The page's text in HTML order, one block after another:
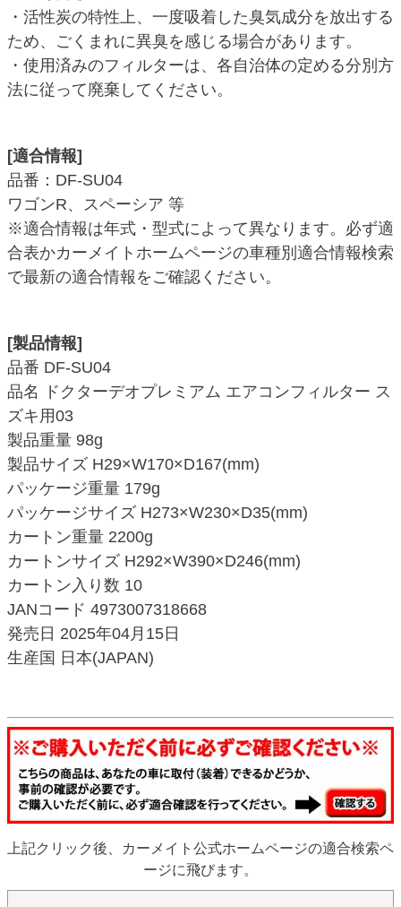
・活性炭の特性上、一度吸着した臭気成分を放出する
ため、ごくまれに異臭を感じる場合があります。
・使用済みのフィルターは、各自治体の定める分別方
法に従って廃棄してください。
[適合情報]
品番：DF-SU04
ワゴンR、スペーシア 等
※適合情報は年式・型式によって異なります。必ず適
合表かカーメイトホームページの車種別適合情報検索
で最新の適合情報をご確認ください。
[製品情報]
品番 DF-SU04
品名 ドクターデオプレミアム エアコンフィルター ス
ズキ用03
製品重量 98g
製品サイズ H29×W170×D167(mm)
パッケージ重量 179g
パッケージサイズ H273×W230×D35(mm)
カートン重量 2200g
カートンサイズ H292×W390×D246(mm)
カートン入り数 10
JANコード 4973007318668
発売日 2025年04月15日
生産国 日本(JAPAN)
上記クリック後、カーメイト公式ホームページの適合検索ペ
ージに飛びます。